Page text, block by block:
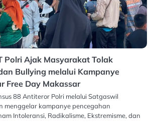
Polri Ajak Masyarakat Tolak
Bullying melalui Kampanye
Free Day Makassar
88 Antiteror Polri melalui Satgaswil
menggelar kampanye pencegahan
Intoleransi, Radikalisme, Ekstremisme, dan